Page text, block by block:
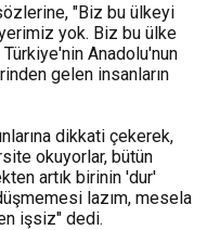
"Biz bu ülkeyi
yok. Biz bu ülke
Türkiye'nin Anadolu'nun
gelen insanların
dikkati çekerek,
okuyorlar, bütün
artık birinin 'dur'
lazım, mesela
işsiz" dedi.